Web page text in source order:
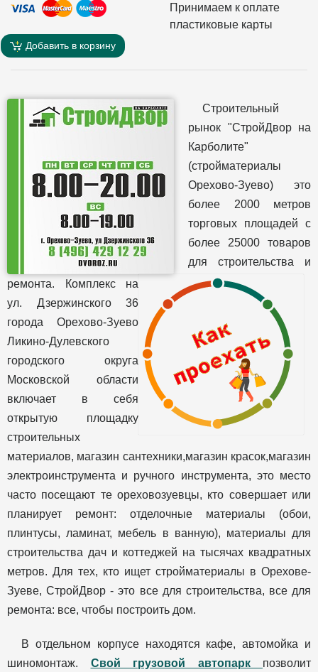
Принимаем к оплате
пластиковые карты
Добавить в корзину
Строительный
рынок "СтройДвор на
Карболите"
(стройматериалы
Орехово-Зуево) это
более 2000 метров
торговых площадей с
более 25000 товаров
для строительства и
ремонта. Комплекс на
ул. Дзержинского 36
города Орехово-Зуево
Ликино-Дулевского
городского округа
Московской области
включает в себя
открытую площадку
строительных
материалов, магазин сантехники,магазин красок,магазин
электроинструмента и ручного инструмента, это место
часто посещают те ореховозуевцы, кто совершает или
планирует ремонт: отделочные материалы (обои,
плинтусы, ламинат, мебель в ванную), материалы для
строительства дач и коттеджей на тысячах квадратных
метров. Для тех, кто ищет стройматериалы в Орехове-
Зуеве, СтройДвор - это все для строительства, все для
ремонта: все, чтобы построить дом.
В отдельном корпусе находятся кафе, автомойка и
шиномонтаж. Свой грузовой автопарк позволит